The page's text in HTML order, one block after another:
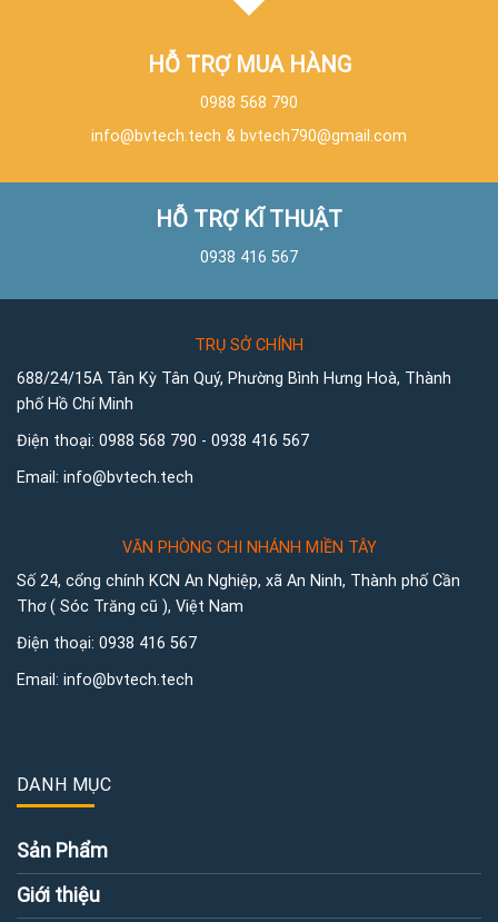
HỖ TRỢ MUA HÀNG
0988 568 790
info@bvtech.tech & bvtech790@gmail.com
HỖ TRỢ KĨ THUẬT
0938 416 567
TRỤ SỞ CHÍNH
688/24/15A Tân Kỳ Tân Quý, Phường Bình Hưng Hoà, Thành
phố Hồ Chí Minh
Điện thoại: 0988 568 790 - 0938 416 567
Email: info@bvtech.tech
VĂN PHÒNG CHI NHÁNH MIỀN TÂY
Số 24, cổng chính KCN An Nghiệp, xã An Ninh, Thành phố Cần
Thơ ( Sóc Trăng cũ ), Việt Nam
Điện thoại: 0938 416 567
Email: info@bvtech.tech
DANH MỤC
Sản Phẩm
Giới thiệu